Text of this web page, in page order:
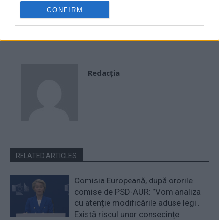
CONFIRM
„Marele merit” al lui Iohannis,
în viziunea lui Băsescu
puţin la Palatul Victoria
Redacţia
RELATED ARTICLES
Comisia Europeană, după ororile
comise de PSD-AUR: ”Vom analiza
cu atenție modificările aduse legii.
Există riscul unor consecințe